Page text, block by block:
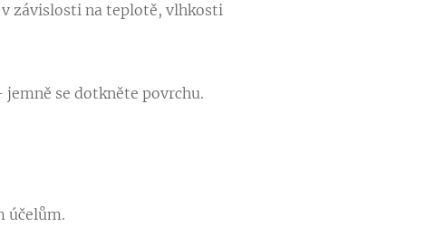
závislosti na teplotě, vlhkosti
se dotkněte povrchu.
účelům.